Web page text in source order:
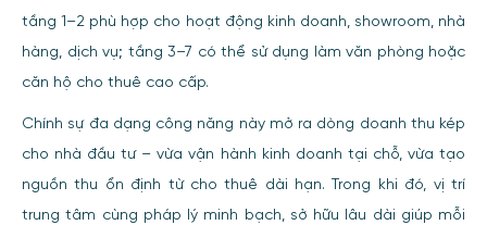
tầng 1–2 phù hợp cho hoạt động kinh doanh, showroom, nhà
hàng, dịch vụ; tầng 3–7 có thể sử dụng làm văn phòng hoặc
căn hộ cho thuê cao cấp.
Chính sự đa dạng công năng này mở ra dòng doanh thu kép
cho nhà đầu tư – vừa vận hành kinh doanh tại chỗ, vừa tạo
nguồn thu ổn định từ cho thuê dài hạn. Trong khi đó, vị trí
trung tâm cùng pháp lý minh bạch, sở hữu lâu dài giúp mỗi